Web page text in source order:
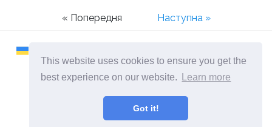
This website uses cookies to ensure you get the
best experience on our website.
Learn more
Got it!
« Попередня Наступна »
2026 ©Remontcompa
всі категорії